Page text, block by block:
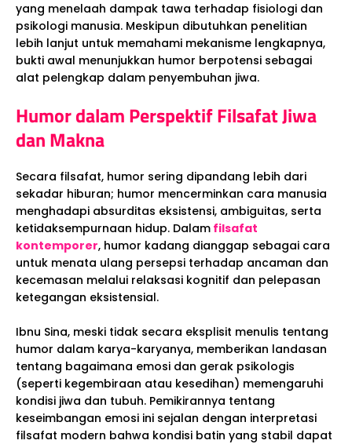
yang menelaah dampak tawa terhadap fisiologi dan
psikologi manusia. Meskipun dibutuhkan penelitian
lebih lanjut untuk memahami mekanisme lengkapnya,
bukti awal menunjukkan humor berpotensi sebagai
alat pelengkap dalam penyembuhan jiwa.
Humor dalam Perspektif Filsafat Jiwa
dan Makna
Secara filsafat, humor sering dipandang lebih dari
sekadar hiburan; humor mencerminkan cara manusia
menghadapi absurditas eksistensi, ambiguitas, serta
ketidaksempurnaan hidup. Dalam filsafat
kontemporer, humor kadang dianggap sebagai cara
untuk menata ulang persepsi terhadap ancaman dan
kecemasan melalui relaksasi kognitif dan pelepasan
ketegangan eksistensial.
Ibnu Sina, meski tidak secara eksplisit menulis tentang
humor dalam karya-karyanya, memberikan landasan
tentang bagaimana emosi dan gerak psikologis
(seperti kegembiraan atau kesedihan) memengaruhi
kondisi jiwa dan tubuh. Pemikirannya tentang
keseimbangan emosi ini sejalan dengan interpretasi
filsafat modern bahwa kondisi batin yang stabil dapat